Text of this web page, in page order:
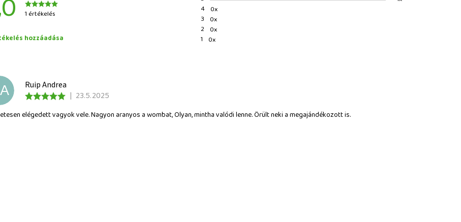
1 értékelés
hozzáadása
4 0x
3
0x
2
0x
1
0x
Ruip Andrea
| 23.5.2025
elégedett vagyok vele. Nagyon aranyos a wombat, Olyan, mintha valódi lenne. Örült neki a megajándékozott is.